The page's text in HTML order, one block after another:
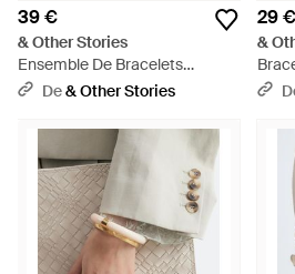
39 €
& Other Stories
Ensemble De Bracelets
Manchettes - Neutre
De& Other Stories
29 €
&